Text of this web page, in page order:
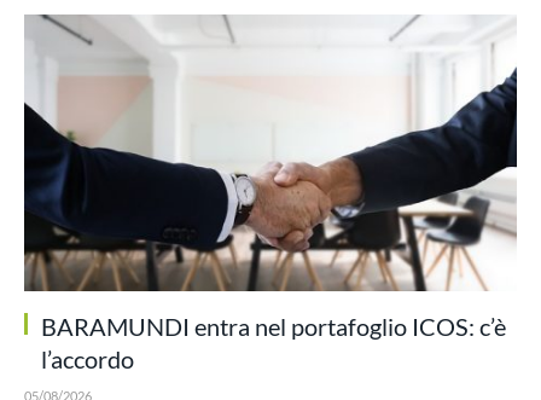
BARAMUNDI entra nel portafoglio ICOS: c’è
l’accordo
05/08/2026